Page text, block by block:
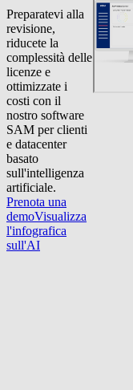
Preparatevi alla
revisione,
riducete la
complessità delle
licenze e
ottimizzate i
costi con il
nostro software
SAM per clienti
e datacenter
basato
sull'intelligenza
artificiale.
Prenota una
demoVisualizza
l'infografica
sull'AI